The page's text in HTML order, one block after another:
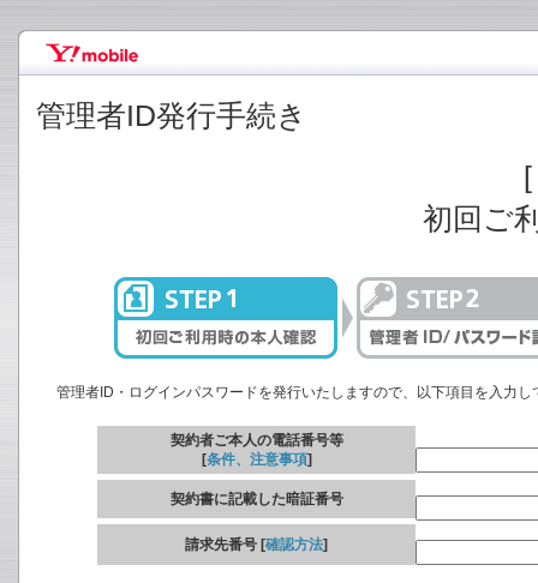
管理者ID発行手続き
初回ご
管理者ID・ログインパスワードを発行いたしますので、以下項目を入力し
契約者ご本人の電話番号等
[条件、注意事項]
契約書に記載した暗証番号
請求先番号 [確認方法]